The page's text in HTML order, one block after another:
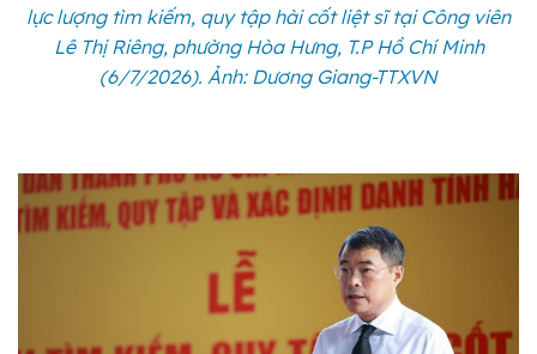
lực lượng tìm kiếm, quy tập hài cốt liệt sĩ tại Công viên
Lê Thị Riêng, phường Hòa Hưng, T.P Hồ Chí Minh
(6/7/2026). Ảnh: Dương Giang-TTXVN